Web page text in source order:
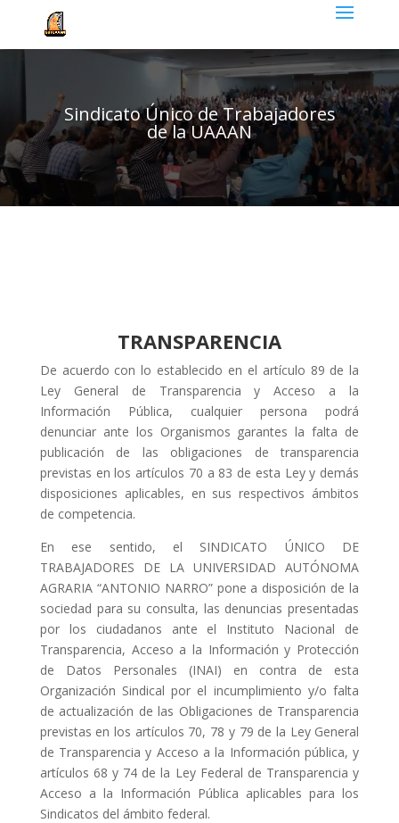
Sindicato Único de Trabajadores
de la UAAAN
TRANSPARENCIA
De acuerdo con lo establecido en el artículo 89 de la
Ley General de Transparencia y Acceso a la
Información Pública, cualquier persona podrá
denunciar ante los Organismos garantes la falta de
publicación de las obligaciones de transparencia
previstas en los artículos 70 a 83 de esta Ley y demás
disposiciones aplicables, en sus respectivos ámbitos
de competencia.
En ese sentido, el SINDICATO ÚNICO DE
TRABAJADORES DE LA UNIVERSIDAD AUTÓNOMA
AGRARIA “ANTONIO NARRO” pone a disposición de la
sociedad para su consulta, las denuncias presentadas
por los ciudadanos ante el Instituto Nacional de
Transparencia, Acceso a la Información y Protección
de Datos Personales (INAI) en contra de esta
Organización Sindical por el incumplimiento y/o falta
de actualización de las Obligaciones de Transparencia
previstas en los artículos 70, 78 y 79 de la Ley General
de Transparencia y Acceso a la Información pública, y
artículos 68 y 74 de la Ley Federal de Transparencia y
Acceso a la Información Pública aplicables para los
Sindicatos del ámbito federal.